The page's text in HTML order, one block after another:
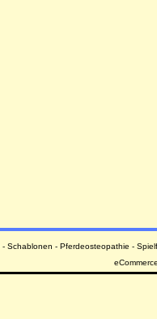
- Schablonen - Pferdeosteopathie -